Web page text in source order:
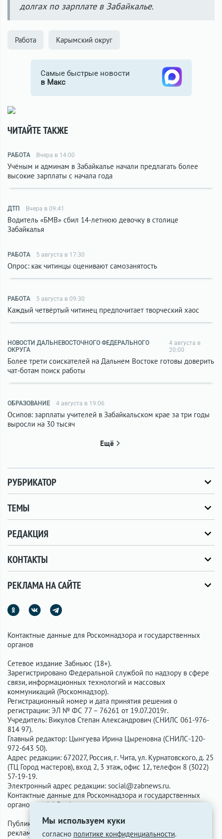
Мы используем куки
согласно политике конфиденциальности.
долгах по зарплате в Забайкалье.
Работа Карымский округ
Самые быстрые новости
в Макс
ЧИТАЙТЕ ТАКЖЕ
РАБОТА Вчера в 14:00
Учёным и админам в Забайкалье начали предлагать более
высокие зарплаты с начала года
ДТП Вчера в 09:41
Водитель «БМВ» сбил 14-летнюю девочку в столице
Забайкалья
РАБОТА 5 августа в 17:30
Опрос: как читинцы оценивают самозанятость
РАБОТА 5 августа в 09:30
Каждый четвёртый читинец предпочитает творческий хаос
НОВОСТИ ДАЛЬНЕВОСТОЧНОГО ФЕДЕРАЛЬНОГО
ОКРУГА
4 августа в
20:00
Более трети соискателей на Дальнем Востоке готовы доверить
чат-ботам поиск работы
ОБРАЗОВАНИЕ 4 августа в 19:06
Осипов: зарплаты учителей в Забайкальском крае за три годы
выросли на 30 тысяч
Ещё
РУБРИКАТОР
ТЕМЫ
РЕДАКЦИЯ
КОНТАКТЫ
РЕКЛАМА НА САЙТЕ
Контактные данные для Роскомнадзора и государственных
органов
Сетевое издание Забньюс (18+).
Зарегистрировано Федеральной службой по надзору в сфере
связи, информационных технологий и массовых
коммуникаций (Роскомнадзор).
Регистрационный номер и дата принятия решения о
регистрации: ЭЛ № ФС 77 – 76261 от 19.07.2019г.
Учредитель: Викулов Степан Александрович (СНИЛС 061-976-
814 97).
Главный редактор: Цынгуева Ирина Цыреновна (СНИЛС-120-
972-643 50).
Адрес редакции: 672027, Россия, г. Чита, ул. Курнатовского, д. 25
(ТЦ Город мастеров), вход 2, 3 этаж, офис 12, телефон 8 (3022)
57-19-19.
Электронный адрес редакции: social@zabnews.ru.
Контактные данные для Роскомнадзора и государственных
органов:
social@zabnews.ru.
Публикации с пометками «Реклама», «Выборы» оплачены
рекламодателем. Редакция сайта не несёт ответственности за